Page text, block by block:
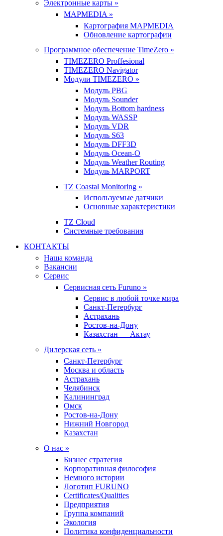
Электронные карты »
MAPMEDIA »
Картография MAPMEDIA
Обновление картографии
Программное обеспечение TimeZero »
TIMEZERO Proffesional
TIMEZERO Navigator
Модули TIMEZERO »
Модуль PBG
Модуль Sounder
Модуль Bottom hardness
Модуль WASSP
Модуль VDR
Модуль S63
Модуль DFF3D
Модуль Ocean-O
Модуль Weather Routing
Модуль MARPORT
TZ Coastal Monitoring »
Используемые датчики
Основные характеристики
TZ Cloud
Системные требования
КОНТАКТЫ
Наша команда
Вакансии
Сервис
Сервисная сеть Furuno »
Сервис в любой точке мира
Санкт-Петербург
Астрахань
Ростов-на-Дону
Казахстан — Актау
Дилерская сеть »
Санкт-Петербург
Москва и область
Астрахань
Челябинск
Калининград
Омск
Ростов-на-Дону
Нижний Новгород
Казахстан
О нас »
Бизнес стратегия
Корпоративная философия
Немного истории
Логотип FURUNO
Certificates/Qualities
Предприятия
Группа компаний
Экология
Политика конфиденциальности